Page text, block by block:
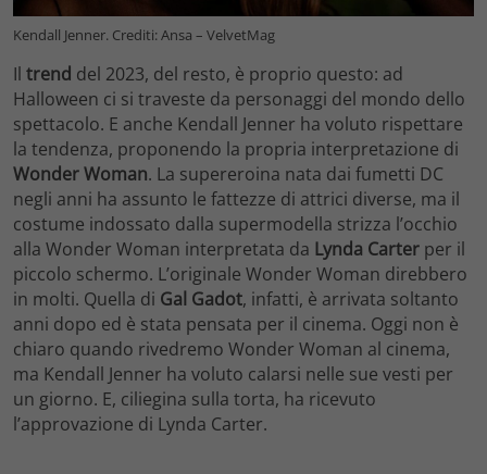
Kendall Jenner. Crediti: Ansa – VelvetMag
Il trend del 2023, del resto, è proprio questo: ad
Halloween ci si traveste da personaggi del mondo dello
spettacolo. E anche Kendall Jenner ha voluto rispettare
la tendenza, proponendo la propria interpretazione di
Wonder Woman. La supereroina nata dai fumetti DC
negli anni ha assunto le fattezze di attrici diverse, ma il
costume indossato dalla supermodella strizza l’occhio
alla Wonder Woman interpretata da Lynda Carter per il
piccolo schermo. L’originale Wonder Woman direbbero
in molti. Quella di Gal Gadot, infatti, è arrivata soltanto
anni dopo ed è stata pensata per il cinema. Oggi non è
chiaro quando rivedremo Wonder Woman al cinema,
ma Kendall Jenner ha voluto calarsi nelle sue vesti per
un giorno. E, ciliegina sulla torta, ha ricevuto
l’approvazione di Lynda Carter.